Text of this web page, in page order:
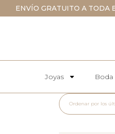
ENVÍO GRATUITO A TODA
Joyas Boda
Ordenar por los